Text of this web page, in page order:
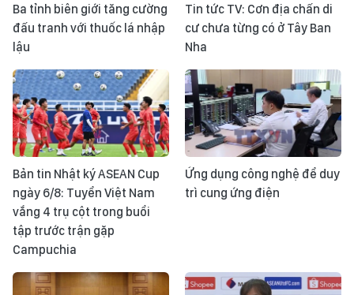
Ba tỉnh biên giới tăng cường
đấu tranh với thuốc lá nhập
lậu
Tin tức TV: Cơn địa chấn di
cư chưa từng có ở Tây Ban
Nha
Bản tin Nhật ký ASEAN Cup
ngày 6/8: Tuyển Việt Nam
vắng 4 trụ cột trong buổi
tập trước trận gặp
Campuchia
Ứng dụng công nghệ để duy
trì cung ứng điện